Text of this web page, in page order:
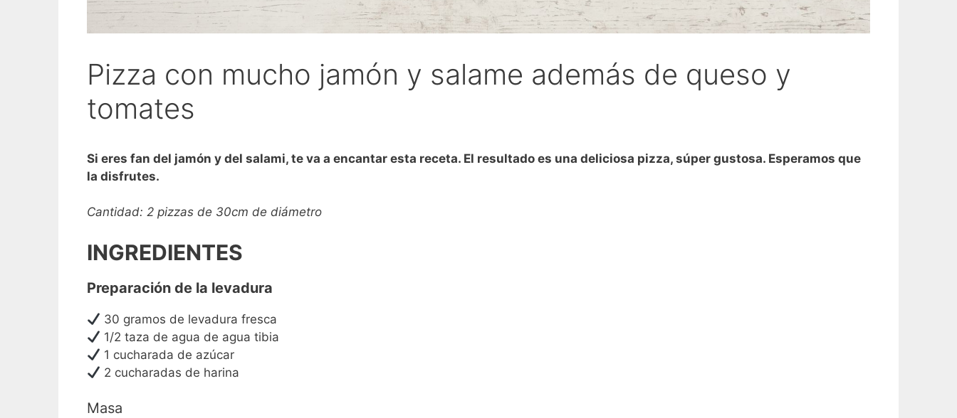
Pizza con mucho jamón y salame además de queso y
tomates
Si eres fan del jamón y del salami, te va a encantar esta receta. El resultado es una deliciosa pizza, súper gustosa. Esperamos que
la disfrutes.
Cantidad: 2 pizzas de 30cm de diámetro
INGREDIENTES
Preparación de la levadura
30 gramos de levadura fresca
1/2 taza de agua de agua tibia
1 cucharada de azúcar
2 cucharadas de harina
Masa